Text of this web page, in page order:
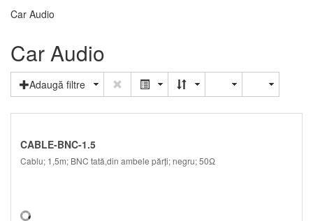
Car Audio
Car Audio
Adaugă filtre
CABLE-BNC-1.5
Cablu; 1,5m; BNC tată,din ambele părţi; negru; 50Ω